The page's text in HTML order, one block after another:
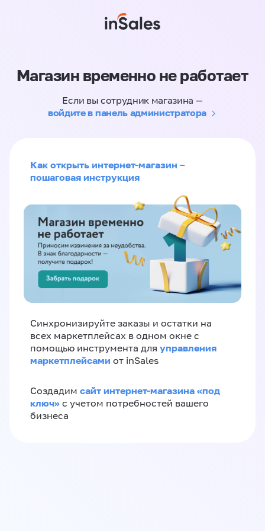
Магазин временно не работает
Если вы сотрудник магазина —
войдите в панель администратора
Как открыть интернет-магазин –
пошаговая инструкция
Синхронизируйте заказы и остатки на
всех маркетплейсах в одном окне с
помощью инструмента для управления
маркетплейсами от inSales
Создадим сайт интернет-магазина «под
ключ» с учетом потребностей вашего
бизнеса